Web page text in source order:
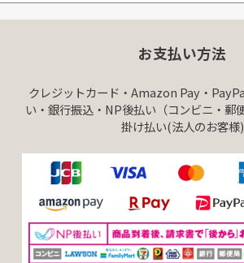
お支払い方法
クレジットカード・Amazon Pay・
い・銀行振込・NP後払い（コンビニ・郵
掛け払い(法人のお客様)